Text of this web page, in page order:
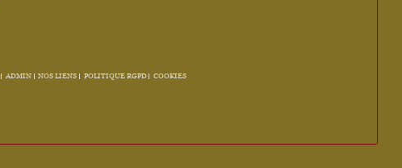
ADMIN NOS LIENS POLITIQUE RGPD COOKIES